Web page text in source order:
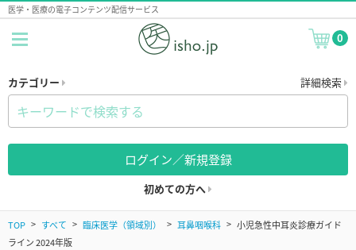
医学・医療の電子コンテンツ配信サービス
0
カテゴリー 詳細検索
ログイン／新規登録
初めての方へ
TOP すべて 臨床医学（領域別） 耳鼻咽喉科
小児急性中耳炎診療ガイド
ライン 2024年版